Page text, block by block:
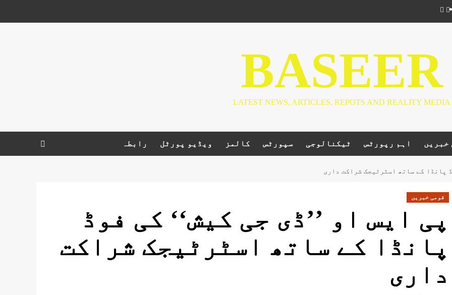
BASEER
LATEST NEWS, ARTICLES, REPOTS AND REALITY MEDIA
خبریں اہم رپورٹس ٹیکنالوجی سپورٹس کالمز ویڈیو پورٹل رابطہ
پانڈا کے ساتھ اسٹرٹیجک شراکت داری
قومی خبریں
پی ایس او ’’ڈی جی کیش‘‘ کی فوڈ
پانڈا کے ساتھ اسٹرٹیجک شراکت
داری